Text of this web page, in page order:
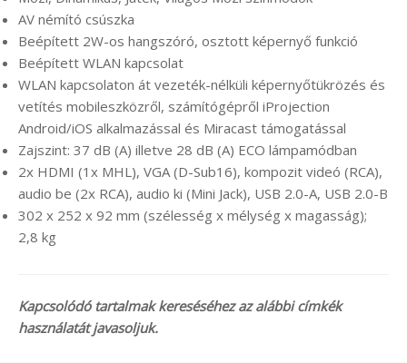
AV némító csúszka
Beépített 2W-os hangszóró, osztott képernyő funkció
Beépített WLAN kapcsolat
WLAN kapcsolaton át vezeték-nélküli képernyőtükrözés és
vetítés mobileszközről, számítógépről iProjection
Android/iOS alkalmazással és Miracast támogatással
Zajszint: 37 dB (A) illetve 28 dB (A) ECO lámpamódban
2x HDMI (1x MHL), VGA (D-Sub16), kompozit videó (RCA),
audio be (2x RCA), audio ki (Mini Jack), USB 2.0-A, USB 2.0-B
302‎ x 252 x 92 mm (szélesség x mélység x magasság);
2,8 kg
Kapcsolódó tartalmak kereséséhez az alábbi címkék
használatát javasoljuk.